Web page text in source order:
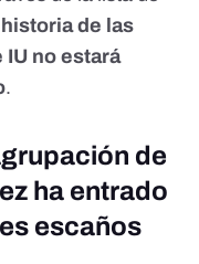
de las
no estará
.
de
ha entrado
escaños